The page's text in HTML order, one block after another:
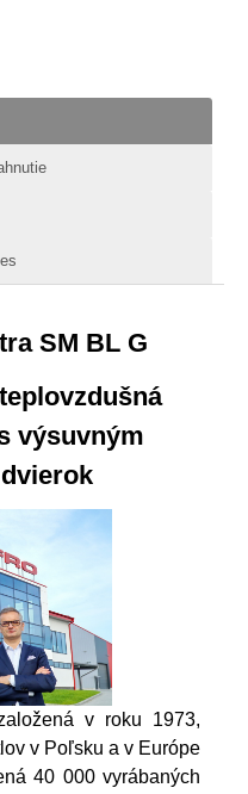
SM BL G
výsuvným
v roku 1973,
v Poľsku a v Európe
40 000 vyrábaných